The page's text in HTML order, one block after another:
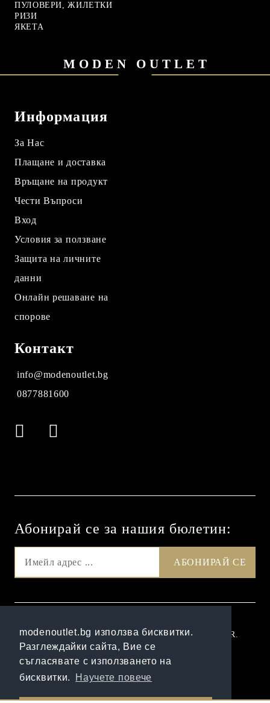
modenoutlet.bg използва бисквитки.
Разглеждайки сайта, Вие се
съгласявате с използването на
бисквитки.
Научете повече
ПУЛОВЕРИ, ЖИЛЕТКИ
РИЗИ
ЯКЕТА
MODEN OUTLET
Информация
За Нас
Плащане и доставка
Връщане на продукт
Чести Въпроси
Вход
Условия за ползване
Защита на личните
данни
Онлайн решаване на
спорове
Контакт
info@modenoutlet.bg
0877881600
Абонирай се за нашия бюлетин:
Нашият онлайн магазин е 100% съобразен с GDPR.
Прочетете нашата политика
Моите лични данни